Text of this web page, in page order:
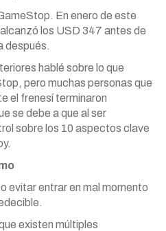
En enero de este
los USD 347 antes de
después.
hablé sobre lo que
pero muchas personas que
el frenesí terminaron
se debe a que al ser
sobre los 10 aspectos clave
evitar entrar en mal momento
existen múltiples